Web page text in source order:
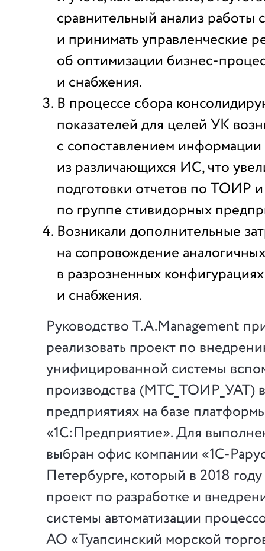
сравнительный анализ работы
и принимать управленческие
об оптимизации бизнес-
и снабжения.
В процессе сбора
показателей для целей УК
с сопоставлением информации
из различающихся ИС, что
подготовки отчетов по ТОИР
по группе стивидорных
Возникали дополнительные
на сопровождение
в разрозненных
и снабжения.
Руководство T.A.Management
реализовать проект по
унифицированной системы
производства (МТС_ТОИР_УАТ)
предприятиях на базе
«1С:Предприятие». Для
выбран офис компании «1С-
Петербурге, который в 2018
проект по разработке и
системы автоматизации
АО «Туапсинский морской